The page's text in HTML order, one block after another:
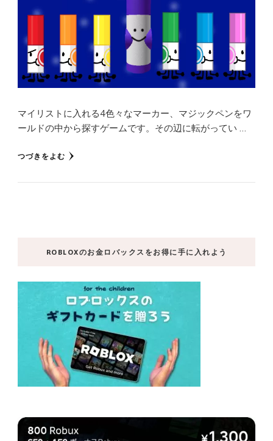
マイリストに入れる4色々なマーカー、マジックペンをワ
ールドの中から探すゲームです。その辺に転がってい …
つづきをよむ
ROBLOXのお金ロバックスをお得に手に入れよう